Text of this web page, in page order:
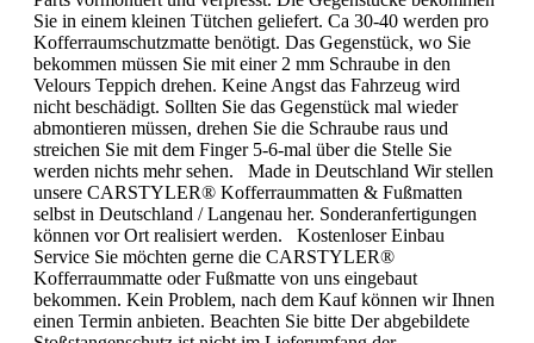
Sie in einem kleinen Tütchen geliefert. Ca 30-40 werden pro
Kofferraumschutzmatte benötigt. Das Gegenstück, wo Sie
bekommen müssen Sie mit einer 2 mm Schraube in den
Velours Teppich drehen. Keine Angst das Fahrzeug wird
nicht beschädigt. Sollten Sie das Gegenstück mal wieder
abmontieren müssen, drehen Sie die Schraube raus und
streichen Sie mit dem Finger 5-6-mal über die Stelle Sie
werden nichts mehr sehen. Made in Deutschland Wir stellen
unsere CARSTYLER® Kofferraummatten & Fußmatten
selbst in Deutschland / Langenau her. Sonderanfertigungen
können vor Ort realisiert werden. Kostenloser Einbau
Service Sie möchten gerne die CARSTYLER®
Kofferraummatte oder Fußmatte von uns eingebaut
bekommen. Kein Problem, nach dem Kauf können wir Ihnen
einen Termin anbieten. Beachten Sie bitte Der abgebildete